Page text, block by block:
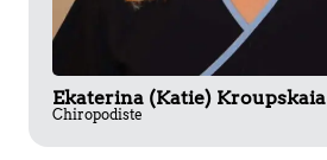
Ekaterina (Katie) Kroupskaia
Chiropodiste